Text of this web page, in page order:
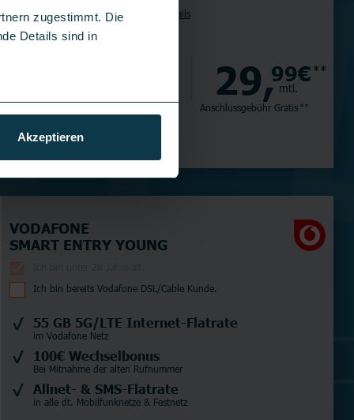
zugestimmt. Die
Details sind in
Akzeptieren
Tarifdetails
29,99€ **
mtl.
Anschlussgebühr Gratis **
VODAFONE
SMART ENTRY YOUNG
Ich bin bereits Vodafone DSL/Cable Kunde.
55 GB 5G/LTE Internet-Flatrate
im Vodafone Netz
100€ Wechselbonus
Bei Mitnahme der alten Rufnummer
Allnet- & SMS-Flatrate
in alle dt. Mobilfunknetze & Festnetz